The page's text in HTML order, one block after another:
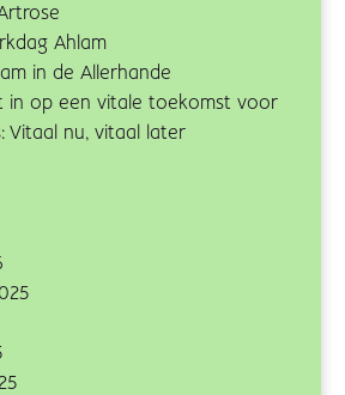
Ahlam
in de Allerhande
in op een vitale toekomst voor
Vitaal nu, vitaal later